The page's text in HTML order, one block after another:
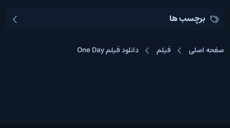
برچسب ها
صفحه اصلی فیلم دانلود فیلم One Day